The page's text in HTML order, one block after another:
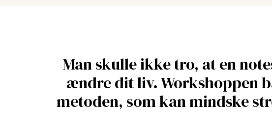
Man skulle ikke tro, at en
ændre dit liv. Workshoppen
metoden, som kan mindske